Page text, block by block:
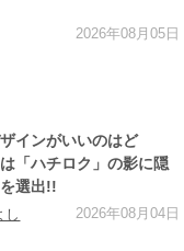
2026年08月05日
インがいいのはど
「ハチロク」の影に隠
選出!!
2026年08月04日